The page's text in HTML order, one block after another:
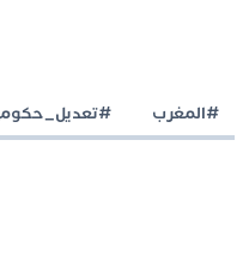
#المغرب #تعديل_حكومي